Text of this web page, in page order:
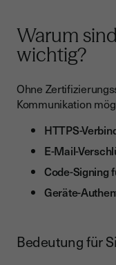
Warum
wichtig?
Ohne
Kommunikation
HTTPS-
E-Mail-
Code-Signing
Geräte-
Bedeutung für